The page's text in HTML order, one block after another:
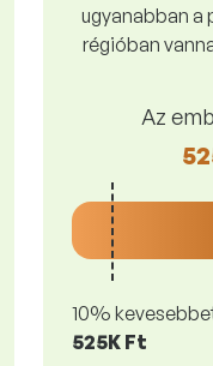
ugyanabban a
régióban
Az
10%
525K Ft